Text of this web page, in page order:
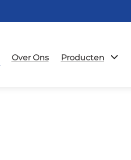
Over Ons Producten